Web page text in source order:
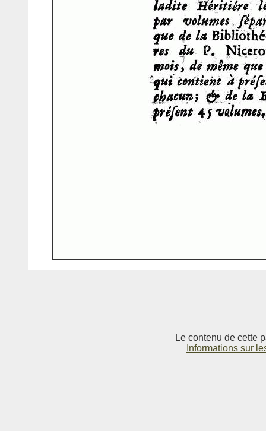
Le contenu de cette
Informations sur